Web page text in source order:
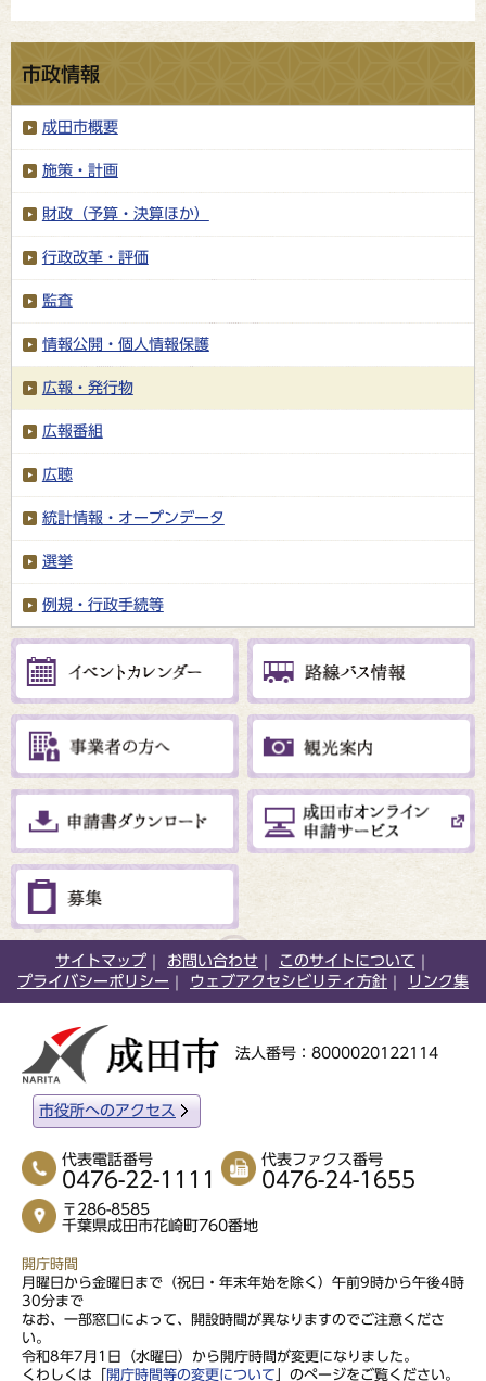
市政情報
成田市概要
施策・計画
財政（予算・決算ほか）
行政改革・評価
監査
情報公開・個人情報保護
広報・発行物
広報番組
広聴
統計情報・オープンデータ
選挙
例規・行政手続等
サイトマップ お問い合わせ
このサイトについて
プライバシーポリシー
ウェブアクセシビリティ方針 リンク集
法人番号：8000020122114
市役所へのアクセス
代表電話番号
0476-22-1111
代表ファクス番号
0476-24-1655
〒286-8585
千葉県成田市花崎町760番地
開庁時間
月曜日から金曜日まで（祝日・年末年始を除く）午前9時から午後4時
30分まで
なお、一部窓口によって、開設時間が異なりますのでご注意くださ
い。
令和8年7月1日（水曜日）から開庁時間が変更になりました。
くわしくは「
開庁時間等の変更について 」のページをご覧ください。